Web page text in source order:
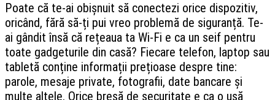
Poate că te-ai obișnuit să conectezi orice dispozitiv,
oricând, fără să-ți pui vreo problemă de siguranță. Te-
ai gândit însă că rețeaua ta Wi-Fi e ca un seif pentru
toate gadgeturile din casă? Fiecare telefon, laptop sau
tabletă conține informații prețioase despre tine:
parole, mesaje private, fotografii, date bancare și
multe altele. Orice breșă de securitate e ca o ușă